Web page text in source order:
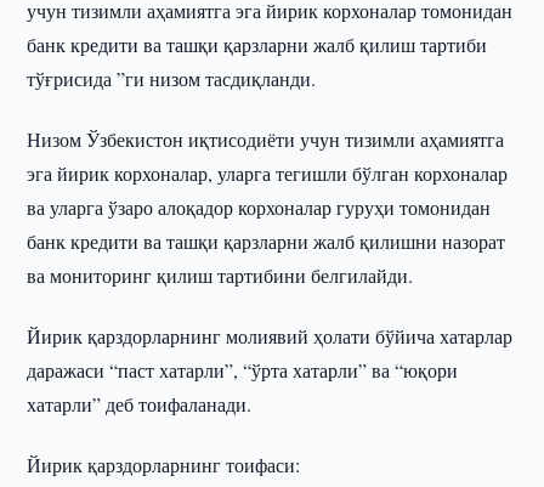
учун тизимли аҳамиятга эга йирик корхоналар томонидан
банк кредити ва ташқи қарзларни жалб қилиш тартиби
тўғрисида ”ги низом тасдиқланди.
Низом Ўзбекистон иқтисодиёти учун тизимли аҳамиятга
эга йирик корхоналар, уларга тегишли бўлган корхоналар
ва уларга ўзаро алоқадор корхоналар гуруҳи томонидан
банк кредити ва ташқи қарзларни жалб қилишни назорат
ва мониторинг қилиш тартибини белгилайди.
Йирик қарздорларнинг молиявий ҳолати бўйича хатарлар
даражаси “паст хатарли”, “ўрта хатарли” ва “юқори
хатарли” деб тоифаланади.
Йирик қарздорларнинг тоифаси: